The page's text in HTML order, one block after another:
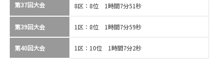
第37回大会 8区：8位 1時間7分51秒
第39回大会 1区：8位 1時間7分59秒
第40回大会 1区：10位 1時間7分2秒